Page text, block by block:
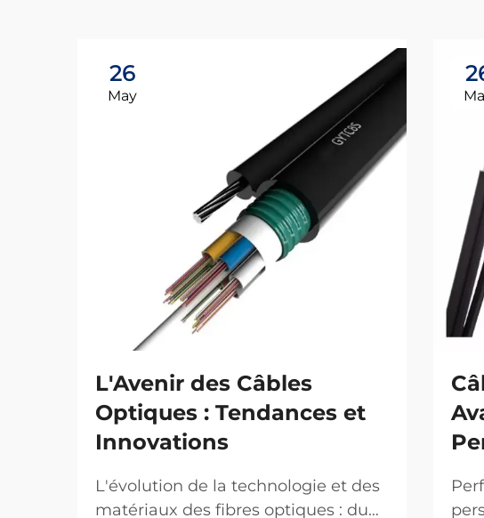
26
May
L'Avenir des Câbles
Optiques : Tendances et
Innovations
L'évolution de la technologie et des
matériaux des fibres optiques : du